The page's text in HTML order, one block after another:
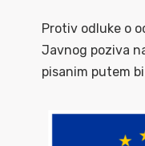
Protiv odluke o
Javnog poziva
pisanim putem